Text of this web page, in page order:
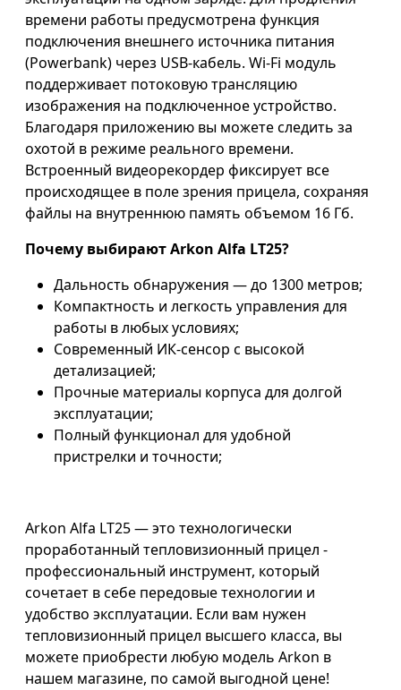
времени работы предусмотрена функция
подключения внешнего источника питания
(Powerbank) через USB-кабель. Wi-Fi модуль
поддерживает потоковую трансляцию
изображения на подключенное устройство.
Благодаря приложению вы можете следить за
охотой в режиме реального времени.
Встроенный видеорекордер фиксирует все
происходящее в поле зрения прицела, сохраняя
файлы на внутреннюю память объемом 16 Гб.
Почему выбирают Arkon Alfa LT25?
Дальность обнаружения — до 1300 метров;
Компактность и легкость управления для
работы в любых условиях;
Современный ИК-сенсор с высокой
детализацией;
Прочные материалы корпуса для долгой
эксплуатации;
Полный функционал для удобной
пристрелки и точности;
Arkon Alfa LT25 — это технологически
проработанный тепловизионный прицел -
профессиональный инструмент, который
сочетает в себе передовые технологии и
удобство эксплуатации. Если вам нужен
тепловизионный прицел высшего класса, вы
можете приобрести любую модель Arkon в
нашем магазине, по самой выгодной цене!